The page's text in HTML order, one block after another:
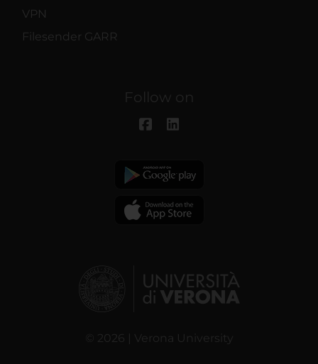
VPN
Filesender GARR
Follow on
© 2026 | Verona University